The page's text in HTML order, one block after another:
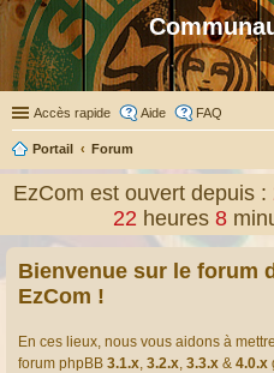
Accès rapide Aide FAQ
Portail Forum
EzCom est ouvert depuis :
22 heures 8
Bienvenue sur le forum
EzCom !
En ces lieux, nous vous aidons à
forum phpBB 3.1.x, 3.2.x, 3.3.x & 4.0.x